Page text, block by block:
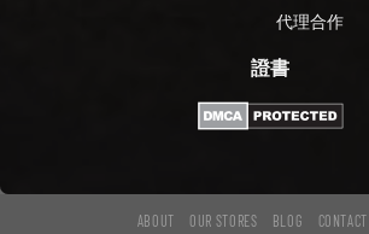
代理合作
證書
ABOUT OUR STORES BLOG CONTACT